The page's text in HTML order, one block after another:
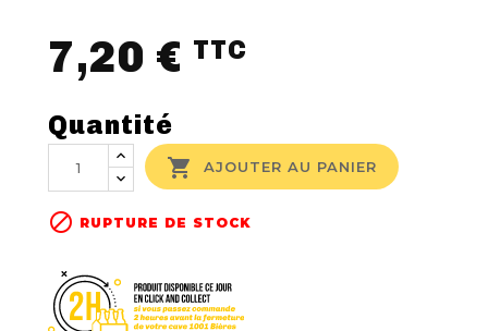
7,20 € TTC
Quantité
 AJOUTER AU PANIER
 RUPTURE DE STOCK